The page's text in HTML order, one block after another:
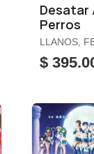
Desatar
Perros
LLANOS,
$